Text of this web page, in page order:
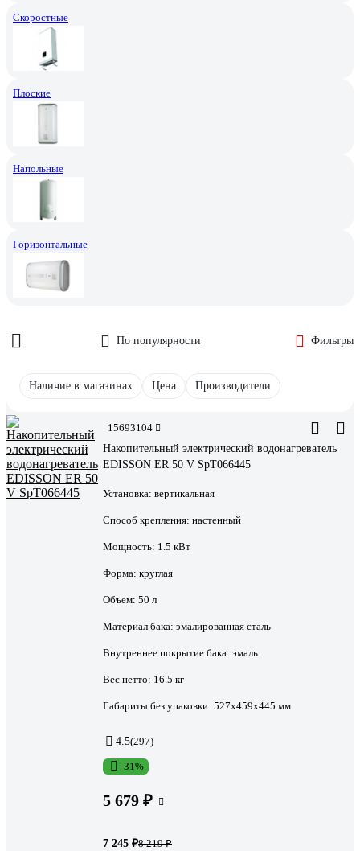
Скоростные
Плоские
Напольные
Горизонтальные
По популярности Фильтры
Наличие в магазинах Цена Производители
15693104
Накопительный электрический водонагреватель
EDISSON ER 50 V SpT066445
Установка: вертикальная
Способ крепления: настенный
Мощность: 1.5 кВт
Форма: круглая
Объем: 50 л
Материал бака: эмалированная сталь
Внутреннее покрытие бака: эмаль
Вес нетто: 16.5 кг
Габариты без упаковки: 527x459x445 мм
4.5(297)
-31%
5 679 ₽
7 245 ₽8 219 ₽